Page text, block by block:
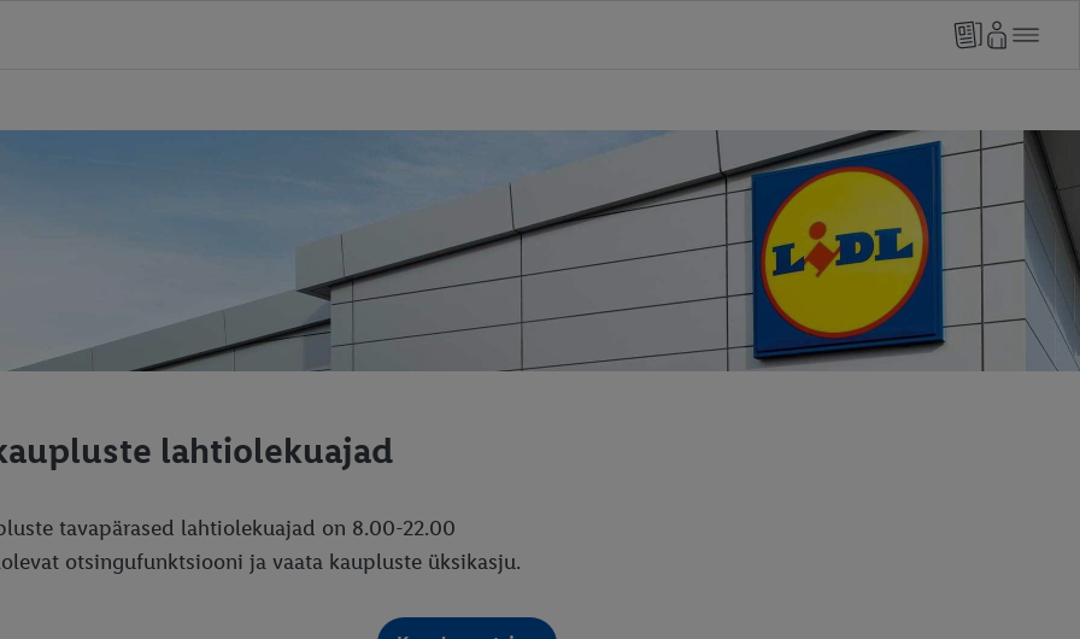
lahtiolekuajad
tavapärased lahtiolekuajad on 8.00-22.00
otsingufunktsiooni ja vaata kaupluste üksikasju.